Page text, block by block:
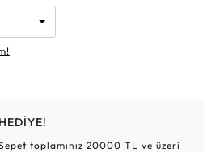
HEDİYE!
toplamınız 20000 TL ve üzeri